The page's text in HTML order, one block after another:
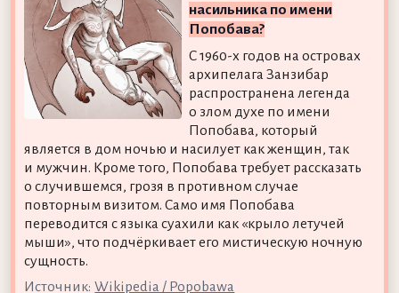
насильника по имени
Попобава?
С 1960-х годов на островах
архипелага Занзибар
распространена легенда
о злом духе по имени
Попобава, который
является в дом ночью и насилует как женщин, так
и мужчин. Кроме того, Попобава требует рассказать
о случившемся, грозя в противном случае
повторным визитом. Само имя Попобава
переводится с языка суахили как «крыло летучей
мыши», что подчёркивает его мистическую ночную
сущность.
Источник: Wikipedia / Popobawa